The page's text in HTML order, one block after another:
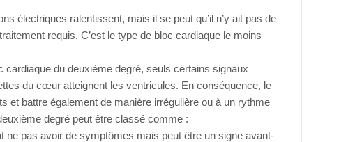
électriques ralentissent, mais il se peut qu’il n’y ait pas de
requis. C’est le type de bloc cardiaque le moins
cardiaque du deuxième degré, seuls certains signaux
du cœur atteignent les ventricules. En conséquence, le
et battre également de manière irrégulière ou à un rythme
degré peut être classé comme :
ne pas avoir de symptômes mais peut être un signe avant-